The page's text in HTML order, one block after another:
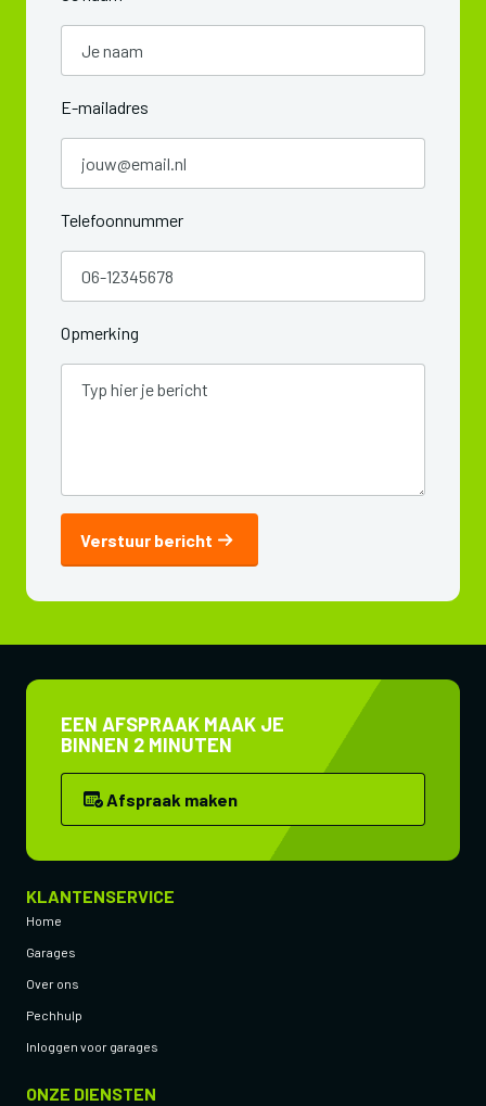
E-mailadres
Telefoonnummer
Opmerking
Verstuur bericht
EEN AFSPRAAK MAAK JE
BINNEN 2 MINUTEN
Afspraak maken
KLANTENSERVICE
Home
Garages
Over ons
Pechhulp
Inloggen voor garages
ONZE DIENSTEN